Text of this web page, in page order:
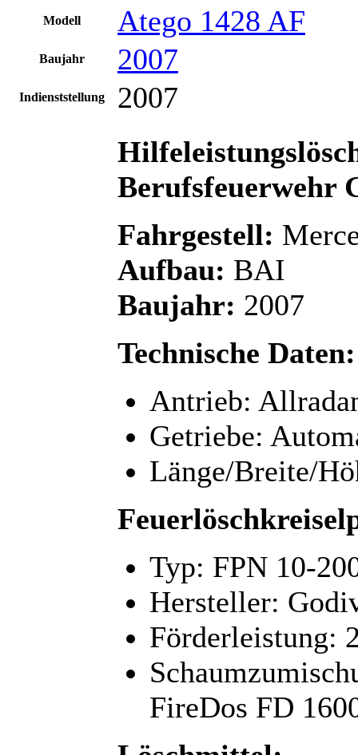
Modell Atego 1428 AF
Baujahr 2007
Indienststellung
2007
Berufsfeuerwehr
Fahrgestell:
Aufbau: BAI
Baujahr: 2007
Technische Daten:
Antrieb:
Getriebe:
Länge/Breite/
Typ: FPN 10-
Hersteller:
Förderleistung:
FireDos FD